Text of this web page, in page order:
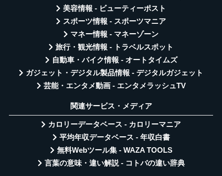
美容情報 - ビューティーポスト
スポーツ情報 - スポーツマニア
マネー情報 - マネーゾーン
旅行・観光情報 - トラベルスポット
自動車・バイク情報 - オートタイムズ
ガジェット・デジタル製品情報 - デジタルガジェット
芸能・エンタメ動画 - エンタメラッシュTV
関連サービス・メディア
カロリーデータベース - カロリーマニア
平均年収データベース - 年収白書
無料Webツール集 - WAZA TOOLS
言葉の意味・違い解説 - コトバの違い辞典